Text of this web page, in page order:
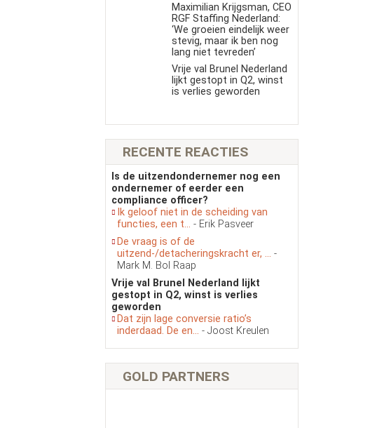
Maximilian Krijgsman, CEO
RGF Staffing Nederland:
‘We groeien eindelijk weer
stevig, maar ik ben nog
lang niet tevreden’
Vrije val Brunel Nederland
lijkt gestopt in Q2, winst
is verlies geworden
RECENTE REACTIES
Is de uitzendondernemer nog een
ondernemer of eerder een
compliance officer?
Ik geloof niet in de scheiding van
functies, een t... - Erik Pasveer
De vraag is of de
uitzend-/detacheringskracht er, ... -
Mark M. Bol Raap
Vrije val Brunel Nederland lijkt
gestopt in Q2, winst is verlies
geworden
Dat zijn lage conversie ratio’s
inderdaad. De en... - Joost Kreulen
GOLD PARTNERS